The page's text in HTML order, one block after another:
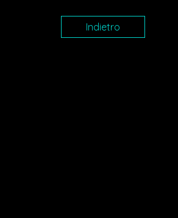
Indietro